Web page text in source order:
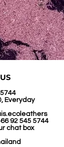
Everyday
92 545 5744
chat box